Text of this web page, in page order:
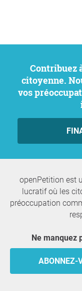
Contribuez à renforcer la participation
citoyenne.
vos
openPetition est
lucratif où les
préoccupation
Ne
ABONNEZ-